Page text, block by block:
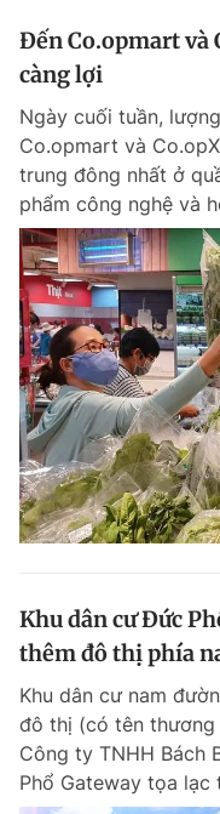
Đến Co.opmart và
càng lợi
Ngày cuối tuần,
Co.opmart và
trung đông nhất ở
phẩm công nghệ và
Khu dân cư Đức
thêm đô thị phía
Khu dân cư nam
đô thị (có tên
Công ty TNHH Bách
Phổ Gateway tọa lạc